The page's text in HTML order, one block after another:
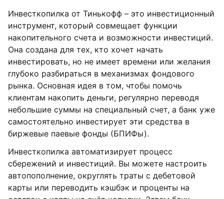
Инвесткопилка от Тинькофф – это инвестиционный
инструмент, который совмещает функции
накопительного счета и возможности инвестиций.
Она создана для тех, кто хочет начать
инвестировать, но не имеет времени или желания
глубоко разбираться в механизмах фондового
рынка. Основная идея в том, чтобы помочь
клиентам накопить деньги, регулярно переводя
небольшие суммы на специальный счет, а банк уже
самостоятельно инвестирует эти средства в
биржевые паевые фонды (БПИФы).
Инвесткопилка автоматизирует процесс
сбережений и инвестиций. Вы можете настроить
автопополнение, округлять траты с дебетовой
карты или переводить кэшбэк и проценты на